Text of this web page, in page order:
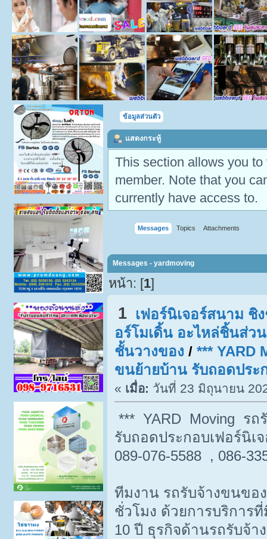
ข้อมูลส่วนตัว
แสดงกระทู้
This section allows you
member. Note that you
currently have access to.
Messages Topics Attachments
Messages - yardmoving
หน้า: [1]
1 เฟอร์นิเจอร์สนาม ชิ
อร์โมเดิ้น อะไหล่ชิ้นส่ว
ชั้นวางของ /*** YARD
ขนย้ายบ้าน รับถอดประ
« เมื่อ: วันที่ 23 มิถุนายน
*** YARD Moving ร
รับถอดประกอบเฟอร์นิเ
089-076-5588 , 086-
ทีมงาน รถรับจ้างขนขอ
ชั่วโมง ด้วยการบริการ
10 ปี ธุรกิจด้านรถรับจ้